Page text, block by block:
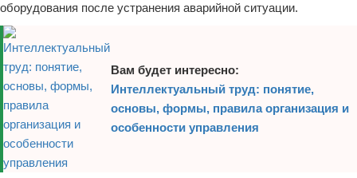
оборудования после устранения аварийной ситуации.
Вам будет интересно:
Интеллектуальный труд: понятие,
основы, формы, правила организация и
особенности управления